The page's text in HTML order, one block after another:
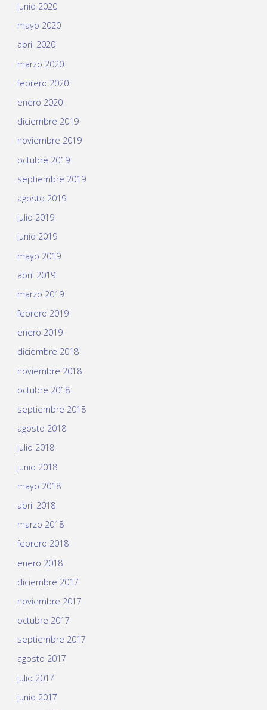
junio 2020
mayo 2020
abril 2020
marzo 2020
febrero 2020
enero 2020
diciembre 2019
noviembre 2019
octubre 2019
septiembre 2019
agosto 2019
julio 2019
junio 2019
mayo 2019
abril 2019
marzo 2019
febrero 2019
enero 2019
diciembre 2018
noviembre 2018
octubre 2018
septiembre 2018
agosto 2018
julio 2018
junio 2018
mayo 2018
abril 2018
marzo 2018
febrero 2018
enero 2018
diciembre 2017
noviembre 2017
octubre 2017
septiembre 2017
agosto 2017
julio 2017
junio 2017